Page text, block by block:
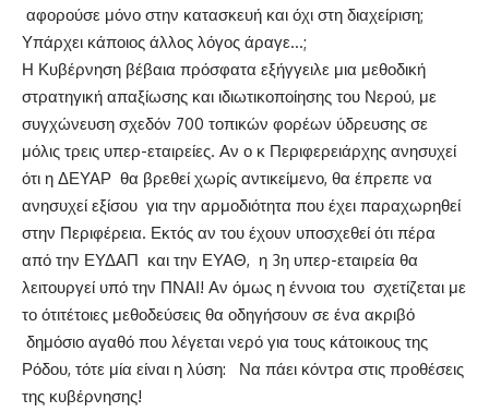
αφορούσε μόνο στην κατασκευή και όχι στη διαχείριση;
Υπάρχει κάποιος άλλος λόγος άραγε…;
Η Κυβέρνηση βέβαια πρόσφατα εξήγγειλε μια μεθοδική
στρατηγική απαξίωσης και ιδιωτικοποίησης του Νερού, με
συγχώνευση σχεδόν 700 τοπικών φορέων ύδρευσης σε
μόλις τρεις υπερ-εταιρείες. Αν ο κ Περιφερειάρχης ανησυχεί
ότι η ΔΕΥΑΡ θα βρεθεί χωρίς αντικείμενο, θα έπρεπε να
ανησυχεί εξίσου για την αρμοδιότητα που έχει παραχωρηθεί
στην Περιφέρεια. Εκτός αν του έχουν υποσχεθεί ότι πέρα
από την ΕΥΔΑΠ και την ΕΥΑΘ, η 3η υπερ-εταιρεία θα
λειτουργεί υπό την ΠΝΑΙ! Αν όμως η έννοια του σχετίζεται με
το ότιτέτοιες μεθοδεύσεις θα οδηγήσουν σε ένα ακριβό
δημόσιο αγαθό που λέγεται νερό για τους κάτοικους της
Ρόδου, τότε μία είναι η λύση: Να πάει κόντρα στις προθέσεις
της κυβέρνησης!